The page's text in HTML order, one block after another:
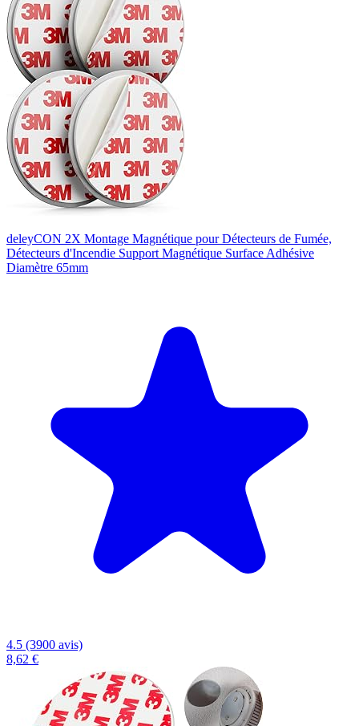
deleyCON 2X Montage Magnétique pour Détecteurs de Fumée,
Détecteurs d'Incendie Support Magnétique Surface Adhésive
Diamètre 65mm
4.5 (3900 avis)
8,62 €